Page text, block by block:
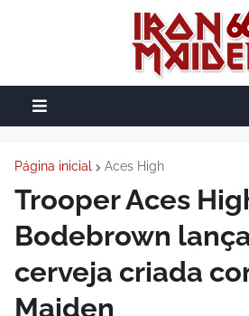
Página inicial Aces High
Trooper Aces
Bodebrown
cerveja criada
Maiden